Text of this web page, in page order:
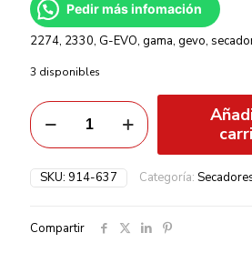
Pedir más infomación
2274, 2330, G-EVO, gama, gevo,
3 disponibles
SKU: 914-637 Categoría:
Compartir